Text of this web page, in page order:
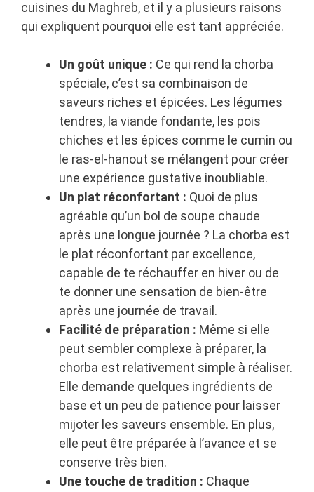
cuisines du Maghreb, et il y a plusieurs raisons
qui expliquent pourquoi elle est tant appréciée.
Un goût unique : Ce qui rend la chorba
spéciale, c’est sa combinaison de
saveurs riches et épicées. Les légumes
tendres, la viande fondante, les pois
chiches et les épices comme le cumin ou
le ras-el-hanout se mélangent pour créer
une expérience gustative inoubliable.
Un plat réconfortant : Quoi de plus
agréable qu’un bol de soupe chaude
après une longue journée ? La chorba est
le plat réconfortant par excellence,
capable de te réchauffer en hiver ou de
te donner une sensation de bien-être
après une journée de travail.
Facilité de préparation : Même si elle
peut sembler complexe à préparer, la
chorba est relativement simple à réaliser.
Elle demande quelques ingrédients de
base et un peu de patience pour laisser
mijoter les saveurs ensemble. En plus,
elle peut être préparée à l’avance et se
conserve très bien.
Une touche de tradition : Chaque